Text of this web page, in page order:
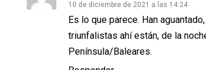
10 de diciembre de 2021 a las 14:24
Es lo que parece. Han
triunfalistas ahí están, de la
Península/Baleares.